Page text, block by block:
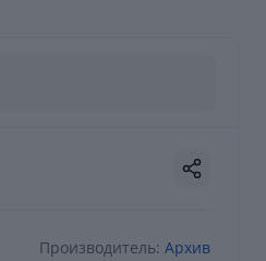
Производитель: Архив